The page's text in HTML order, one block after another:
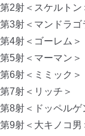
第2射＜スケルトン
第3射＜マンドラゴ
第4射＜ゴーレム＞
第5射＜マーマン＞
第6射＜ミミック＞
第7射＜リッチ＞
第8射＜ドッペルゲ
第9射＜大キノコ男